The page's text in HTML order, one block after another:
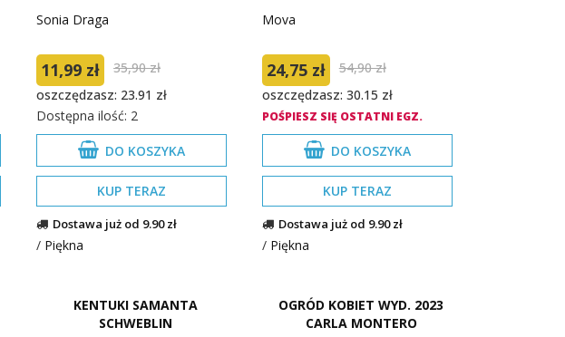
Sonia Draga
11,99 zł
35,90 zł
oszczędzasz: 23.91 zł
Dostępna ilość: 2
DO KOSZYKA
KUP TERAZ
Dostawa już od 9.90 zł
/ Piękna
Mova
24,75 zł
54,90 zł
oszczędzasz: 30.15 zł
POŚPIESZ SIĘ OSTATNI EGZ.
DO KOSZYKA
KUP TERAZ
Dostawa już od 9.90 zł
/ Piękna
KENTUKI SAMANTA
SCHWEBLIN
OGRÓD KOBIET WYD. 2023
CARLA MONTERO